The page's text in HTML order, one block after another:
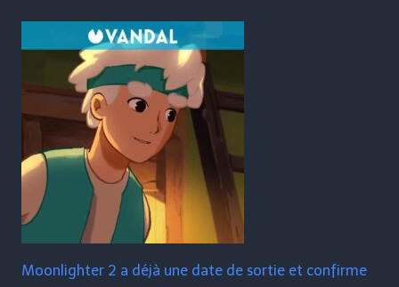
Moonlighter 2 a déjà une date de sortie et confirme